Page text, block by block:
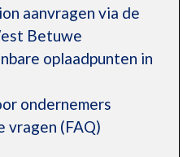
aanvragen via de
Betuwe
oplaadpunten in
ondernemers
vragen (FAQ)